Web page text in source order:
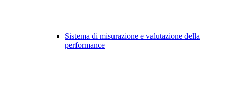
Sistema di misurazione e valutazione della
performance